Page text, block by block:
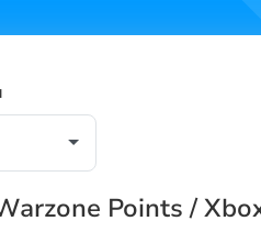
Points /